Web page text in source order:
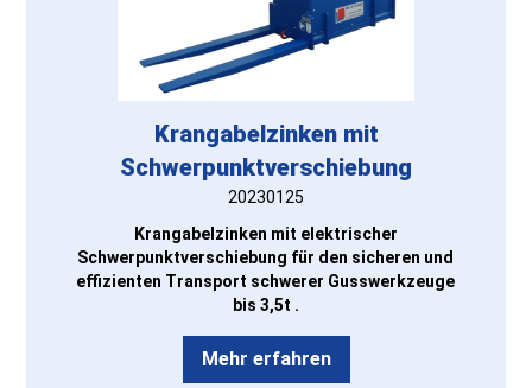
Krangabelzinken mit
Schwerpunktverschiebung
20230125
Krangabelzinken mit elektrischer
Schwerpunktverschiebung für den sicheren und
effizienten Transport schwerer Gusswerkzeuge
bis 3,5t .
Mehr erfahren